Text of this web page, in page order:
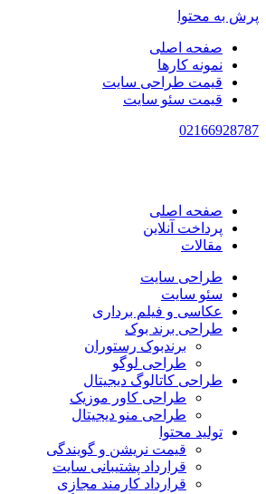
پرش به محتوا
صفحه اصلی
نمونه کارها
قیمت طراحی سایت
قیمت سئو سایت
02166928787
صفحه اصلی
پرداخت آنلاین
مقالات
طراحی سایت
سئو سایت
عکاسی و فیلم برداری
طراحی برند بوک
برندبوک رستوران
طراحی لوگو
طراحی کاتالوگ دیجیتال
طراحی کاور موزیک
طراحی منو دیجیتال
تولید محتوا
قیمت نریشن و گویندگی
قرارداد پشتیبانی سایت
قرارداد کارمند مجازی